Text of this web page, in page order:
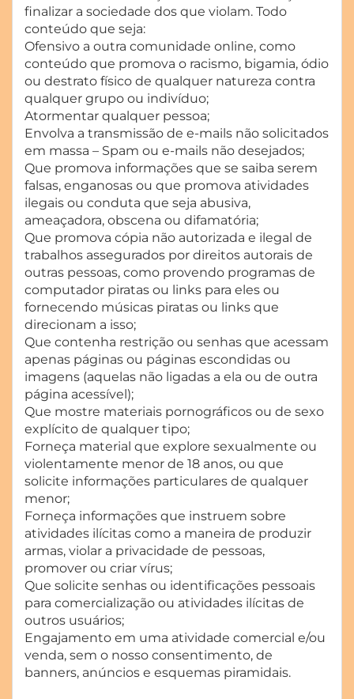
finalizar a sociedade dos que violam. Todo
conteúdo que seja:
Ofensivo a outra comunidade online, como
conteúdo que promova o racismo, bigamia, ódio
ou destrato físico de qualquer natureza contra
qualquer grupo ou indivíduo;
Atormentar qualquer pessoa;
Envolva a transmissão de e-mails não solicitados
em massa – Spam ou e-mails não desejados;
Que promova informações que se saiba serem
falsas, enganosas ou que promova atividades
ilegais ou conduta que seja abusiva,
ameaçadora, obscena ou difamatória;
Que promova cópia não autorizada e ilegal de
trabalhos assegurados por direitos autorais de
outras pessoas, como provendo programas de
computador piratas ou links para eles ou
fornecendo músicas piratas ou links que
direcionam a isso;
Que contenha restrição ou senhas que acessam
apenas páginas ou páginas escondidas ou
imagens (aquelas não ligadas a ela ou de outra
página acessível);
Que mostre materiais pornográficos ou de sexo
explícito de qualquer tipo;
Forneça material que explore sexualmente ou
violentamente menor de 18 anos, ou que
solicite informações particulares de qualquer
menor;
Forneça informações que instruem sobre
atividades ilícitas como a maneira de produzir
armas, violar a privacidade de pessoas,
promover ou criar vírus;
Que solicite senhas ou identificações pessoais
para comercialização ou atividades ilícitas de
outros usuários;
Engajamento em uma atividade comercial e/ou
venda, sem o nosso consentimento, de
banners, anúncios e esquemas piramidais.